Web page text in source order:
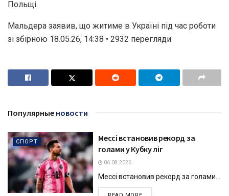
Польщі.
Мальдера заявив, що житиме в Україні під час роботи
зі збірною 18.05.26, 14:38 • 2932 перегляди
Популярные новости
СПОРТ
Мессі встановив рекорд за
голами у Кубку ліг
06.08.2026
Мессі встановив рекорд за голами...
DETAILS